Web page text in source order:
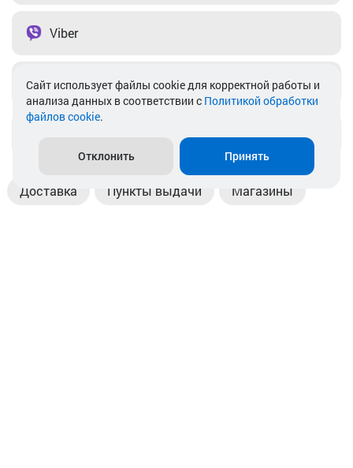
Viber
Telegram
Доставка Пункты выдачи Магазины
Cайт использует файлы cookie для корректной работы и
анализа данных в соответствии с Политикой обработки
файлов cookie.
Отклонить Принять